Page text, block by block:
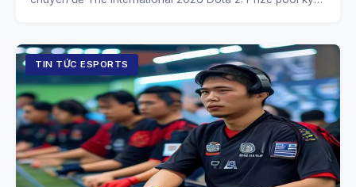
TIN TỨC ESPORTS